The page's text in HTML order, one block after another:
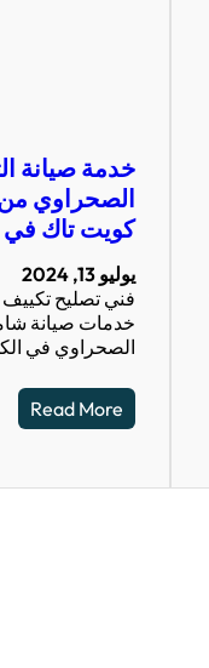
خدمة صيانة
الصحراوي
كويت تاك في
يوليو 13, 2024
فني تصليح
خدمات صيانة
الصحراوي في
Read More